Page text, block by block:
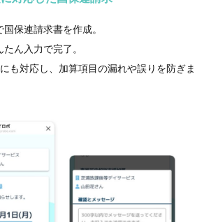
保連請求書を作成。
ん入力で完了。
も対応し、加算項目の漏れや誤りを防ぎま